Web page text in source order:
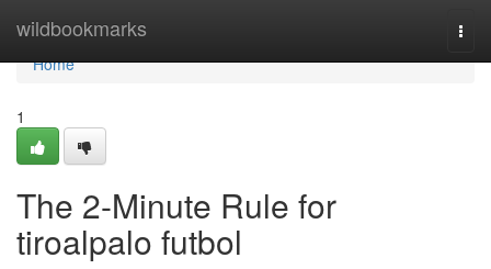
wildbookmarks
Home
Home
1
The 2-Minute Rule for
tiroalpalo futbol